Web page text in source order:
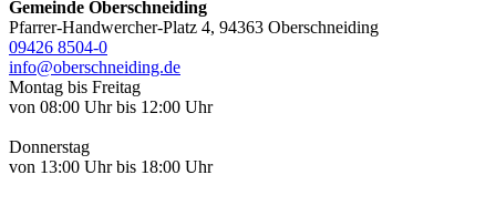
Gemeinde Oberschneiding
Pfarrer-Handwercher-Platz 4, 94363 Oberschneiding
09426 8504-0
info@oberschneiding.de
Montag bis Freitag
von 08:00 Uhr bis 12:00 Uhr
Donnerstag
von 13:00 Uhr bis 18:00 Uhr